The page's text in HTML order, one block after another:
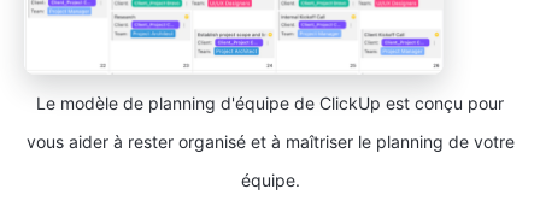
Le modèle de planning d'équipe de ClickUp est conçu pour
vous aider à rester organisé et à maîtriser le planning de votre
équipe.